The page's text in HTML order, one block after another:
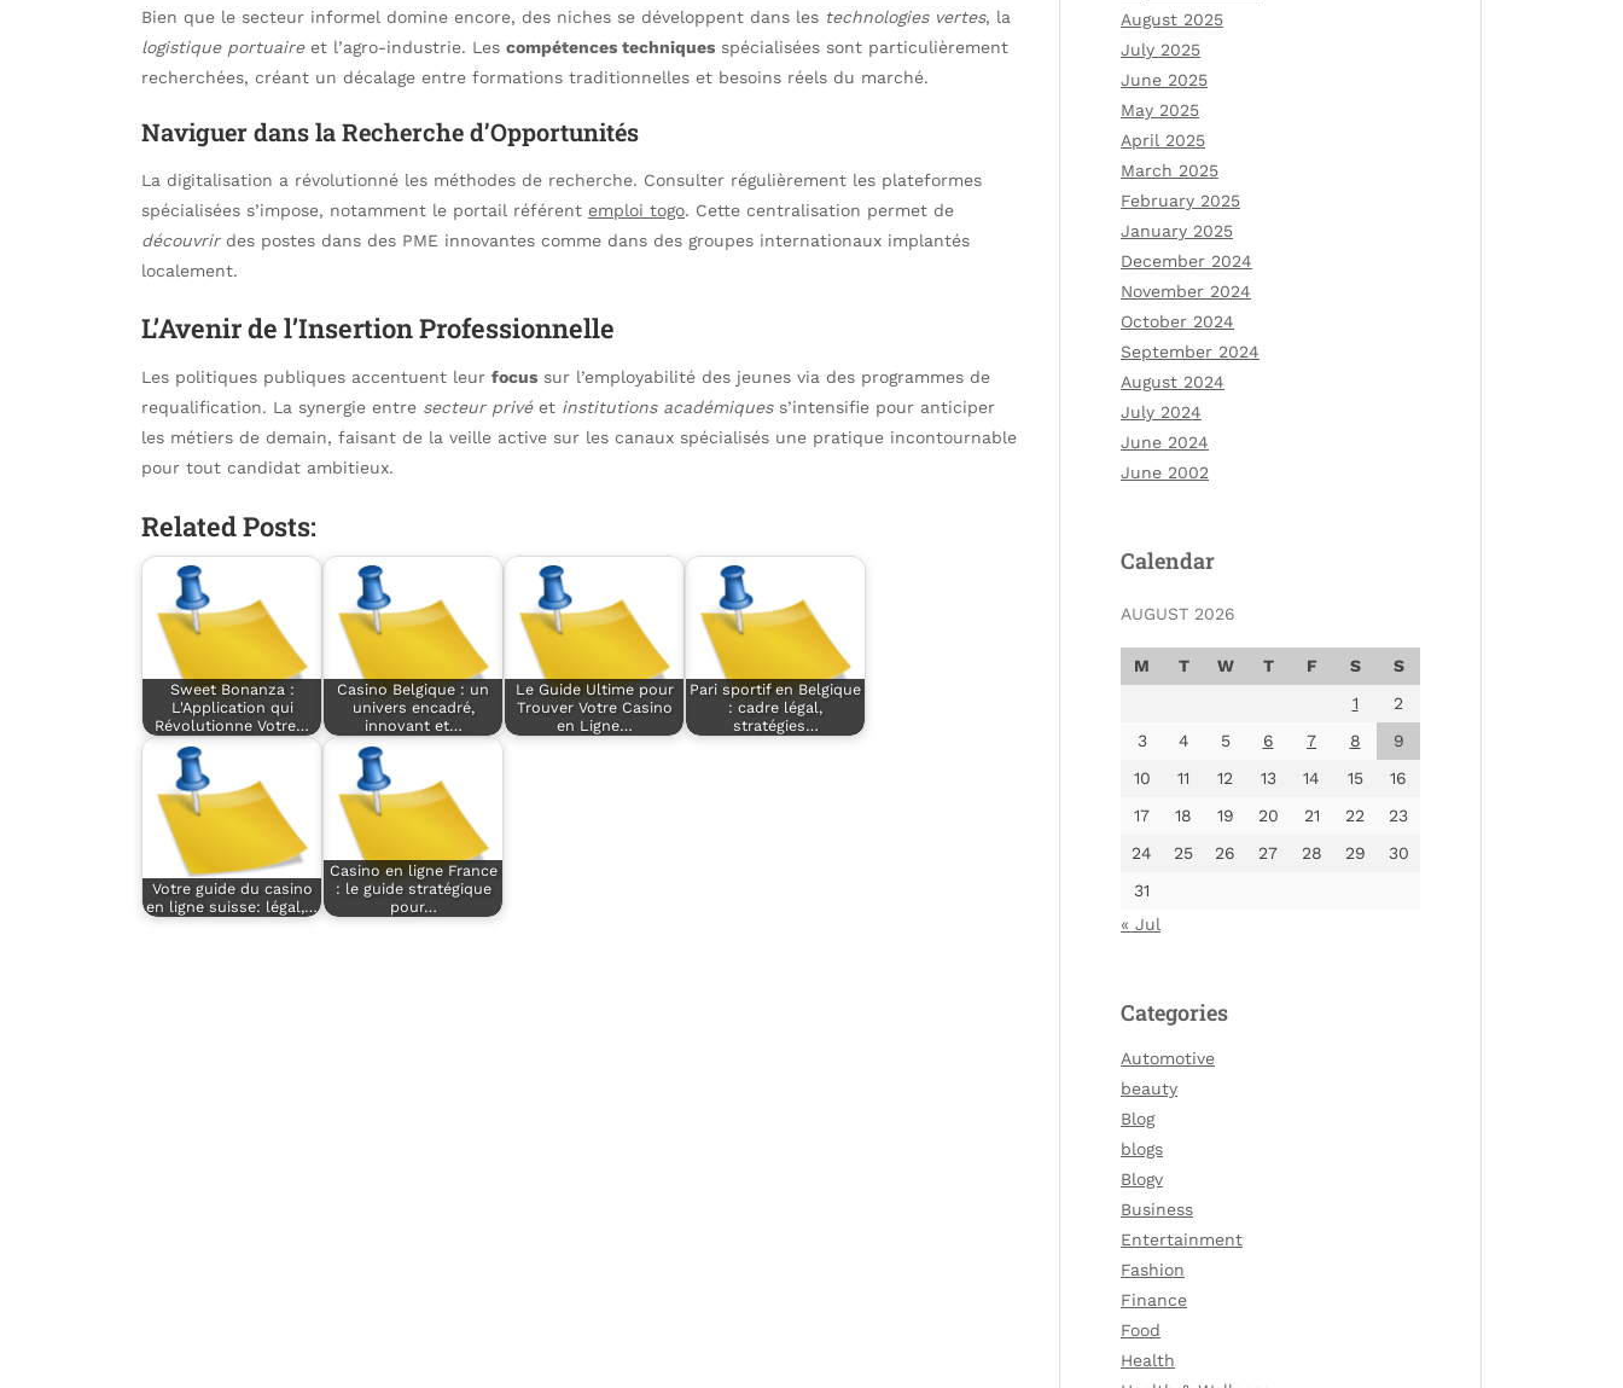
Bien que le secteur informel domine encore, des niches se développent dans les technologies vertes, la
logistique portuaireet l’agro-industrie. Les compétences techniques spécialisées sont particulièrement
recherchées, créant un décalage entre formations traditionnelles et besoins réels du marché.
Naviguer dans la Recherche d’Opportunités
La digitalisation a révolutionné les méthodes de recherche. Consulter régulièrement les plateformes
spécialisées s’impose, notamment le portail référent emploi togo. Cette centralisation permet de
découvrirdes postes dans des PME innovantes comme dans des groupes internationaux implantés
localement.
L’Avenir de l’Insertion Professionnelle
Les politiques publiques accentuent leur focus sur l’employabilité des jeunes via des programmes de
requalification. La synergie entre secteur privéet institutions académiquess’intensifie pour anticiper
les métiers de demain, faisant de la veille active sur les canaux spécialisés une pratique incontournable
pour tout candidat ambitieux.
Related Posts:
Sweet Bonanza :
L'Application qui
Révolutionne Votre…
Casino Belgique : un
univers encadré,
innovant et…
Le Guide Ultime pour
Trouver Votre Casino
en Ligne…
Pari sportif en Belgique
: cadre légal,
stratégies…
Votre guide du casino
en ligne suisse: légal,…
Casino en ligne France
: le guide stratégique
pour…
August 2025
July 2025
June 2025
May 2025
April 2025
March 2025
February 2025
January 2025
December 2024
November 2024
October 2024
September 2024
August 2024
July 2024
June 2024
June 2002
Calendar
AUGUST 2026
M T W T F S
S
1
2
3
4 5 6 7 8
9
10
11 12 13 14 15
16
17
18 19 20 21 22
23
24
25 26 27 28 29
30
31
« Jul
Categories
Automotive
beauty
Blog
blogs
Blogv
Business
Entertainment
Fashion
Finance
Food
Health